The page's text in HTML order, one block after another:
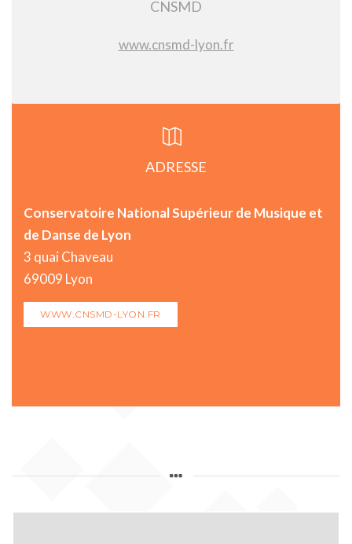
CNSMD
www.cnsmd-lyon.fr
ADRESSE
Conservatoire National Supérieur de Musique et
de Danse de Lyon
3 quai Chaveau
69009 Lyon
WWW.CNSMD-LYON.FR